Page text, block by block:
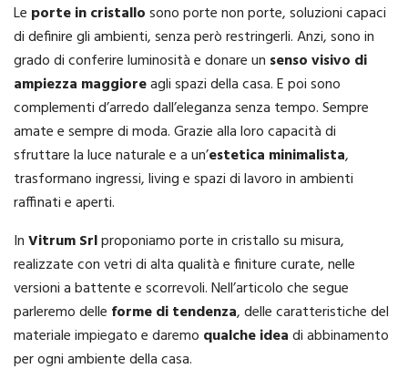
Le porte in cristallosono porte non porte, soluzioni capaci
di definire gli ambienti, senza però restringerli. Anzi, sono in
grado di conferire luminosità e donare un senso visivo di
ampiezza maggioreagli spazi della casa. E poi sono
complementi d’arredo dall’eleganza senza tempo. Sempre
amate e sempre di moda. Grazie alla loro capacità di
sfruttare la luce naturale e a un’estetica minimalista,
trasformano ingressi, living e spazi di lavoro in ambienti
raffinati e aperti.
InVitrum Srlproponiamo porte in cristallo su misura,
realizzate con vetri di alta qualità e finiture curate, nelle
versioni a battente e scorrevoli. Nell’articolo che segue
parleremo delle forme di tendenza, delle caratteristiche del
materiale impiegato e daremo qualche ideadi abbinamento
per ogni ambiente della casa.